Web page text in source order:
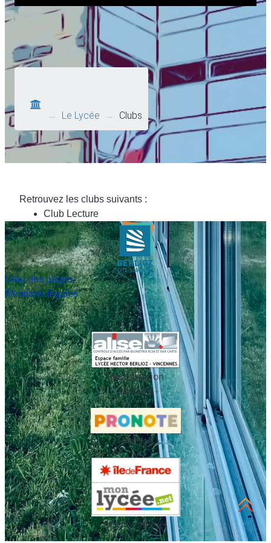
→ Le Lycée → Clubs
Retrouvez les clubs suivants :
Club Lecture
Liste des pages
Mentions légales
Restauration
scolaire
Pronote
Mon lycée.net